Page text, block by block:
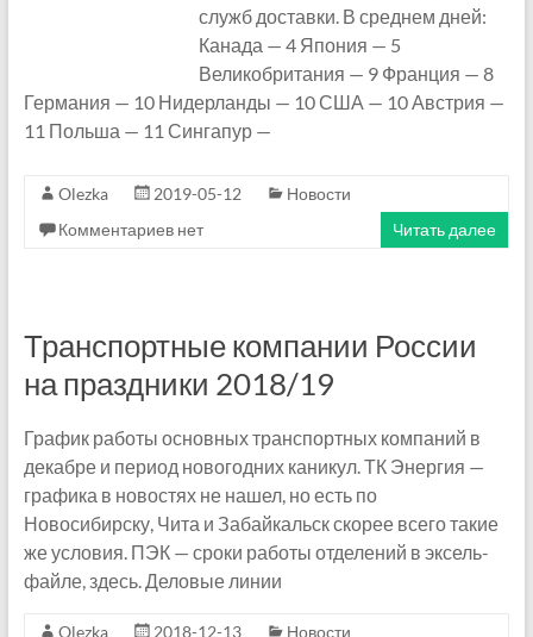
.
О
п
л
а
д
р
у
г
о
служб доставки. В среднем дней:
Канада — 4 Япония — 5
Великобритания — 9 Франция — 8
Германия — 10 Нидерланды — 10 США — 10 Австрия —
11 Польша — 11 Сингапур —
Olezka 2019-05-12
Новости
Комментариев нет
Читать далее
Транспортные компании России
на праздники 2018/19
График работы основных транспортных компаний в
декабре и период новогодних каникул. ТК Энергия —
графика в новостях не нашел, но есть по
Новосибирску, Чита и Забайкальск скорее всего такие
же условия. ПЭК — сроки работы отделений в эксель-
файле, здесь. Деловые линии
Olezka 2018-12-13
Новости